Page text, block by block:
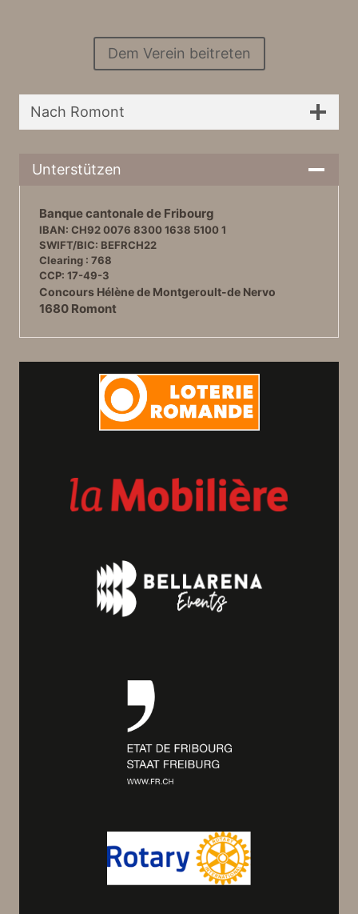
Dem Verein beitreten
Nach Romont
Unterstützen
Banque cantonale de Fribourg
IBAN: CH92 0076 8300 1638 5100 1
SWIFT/BIC: BEFRCH22
Clearing : 768
CCP: 17-49-3
Concours Hélène de Montgeroult-de Nervo
1680 Romont